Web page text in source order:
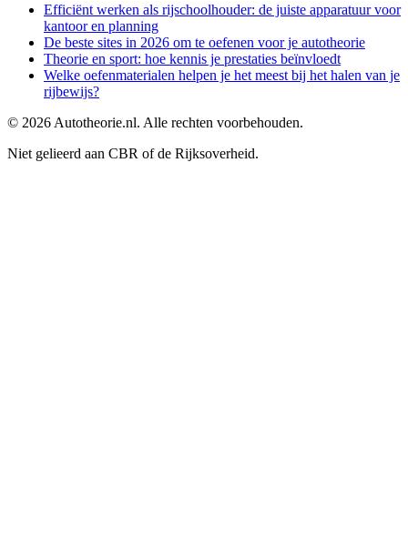
Efficiënt werken als rijschoolhouder: de juiste apparatuur voor
kantoor en planning
De beste sites in 2026 om te oefenen voor je autotheorie
Theorie en sport: hoe kennis je prestaties beïnvloedt
Welke oefenmaterialen helpen je het meest bij het halen van je
rijbewijs?
© 2026 Autotheorie.nl. Alle rechten voorbehouden.
Niet gelieerd aan CBR of de Rijksoverheid.